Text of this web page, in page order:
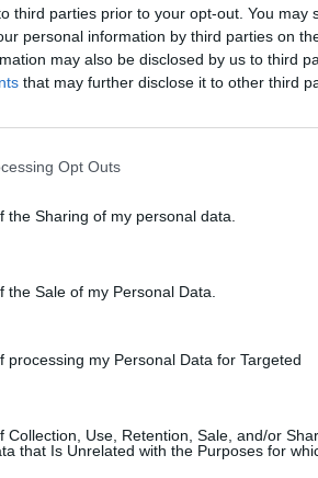
third parties prior to your opt-out. You may
personal information by third parties on
may also be disclosed by us to third
that may further disclose it to other third
Opt Outs
the Sharing of my personal data.
the Sale of my Personal Data.
processing my Personal Data for Targeted
Collection, Use, Retention, Sale, and/or
that Is Unrelated with the Purposes for